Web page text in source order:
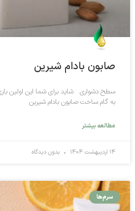
صابون بادام شیرین
سطح دشواری شاید برای شما این اولین
به گام ساخت صابون بادام شیرین
مطالعه بیشتر
۱۴ اردیبهشت ۱۴۰۴ بدون دیدگاه
سرم‌ها